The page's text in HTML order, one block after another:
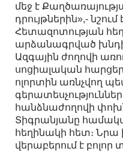
մեջ է
դրույթներին»,-
Հետազոտության
արձանագրված
Ազգային ժողովի
սոցիալական
ոլորտին առնչվող
հանձնաժողովի
Տիգրանյանը
հեղինակի հետ։ Նրա
վերաբերում է բոլոր